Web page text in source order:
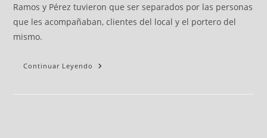
Ramos y Pérez tuvieron que ser separados por las personas
que les acompañaban, clientes del local y el portero del
mismo.
Continuar Leyendo